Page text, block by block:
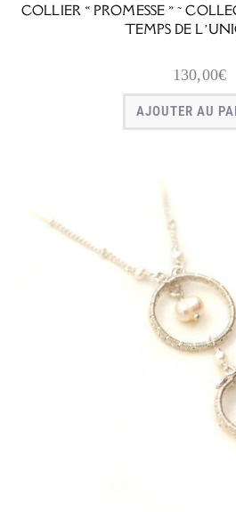
COLLIER « PROMESSE » ~
TEMPS DE
130,00€
AJOUTER AU